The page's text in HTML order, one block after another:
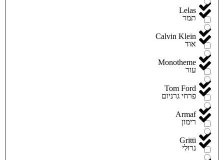
Lelas
Calvin Klein
Monotheme
Tom Ford
Armaf
Gritti
תמר
אוד
עור
פרחי גרניום
רימון
נרולי